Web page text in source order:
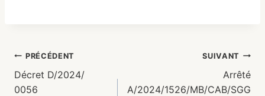
PRÉCÉDENT
Décret D/2024/
0056
SUIVANT
Arrêté
A/2024/1526/MB/CAB/SGG